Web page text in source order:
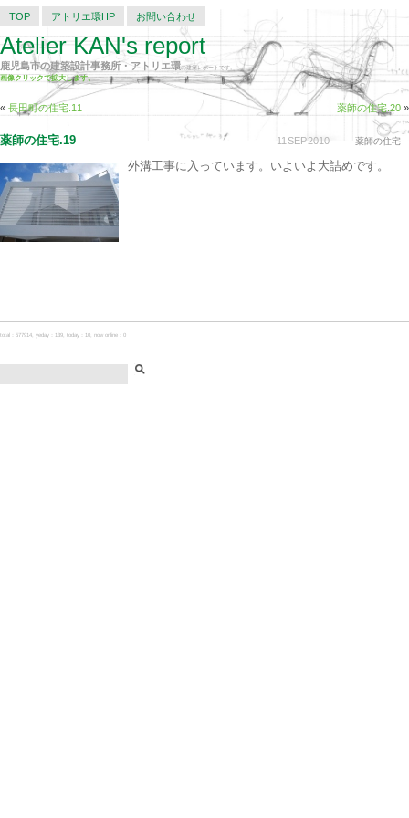
TOP アトリエ環HP お問い合わせ
Atelier KAN's report
鹿児島市の建築設計事務所・アトリエ環の建築レポートです。
画像クリックで拡大します。
« 長田町の住宅.11 薬師の住宅.20 »
11 SEP2010 薬師の住宅
薬師の住宅.19
外溝工事に入っています。いよいよ大詰めです。
total：577914, yeday：139, today：10, now online：0